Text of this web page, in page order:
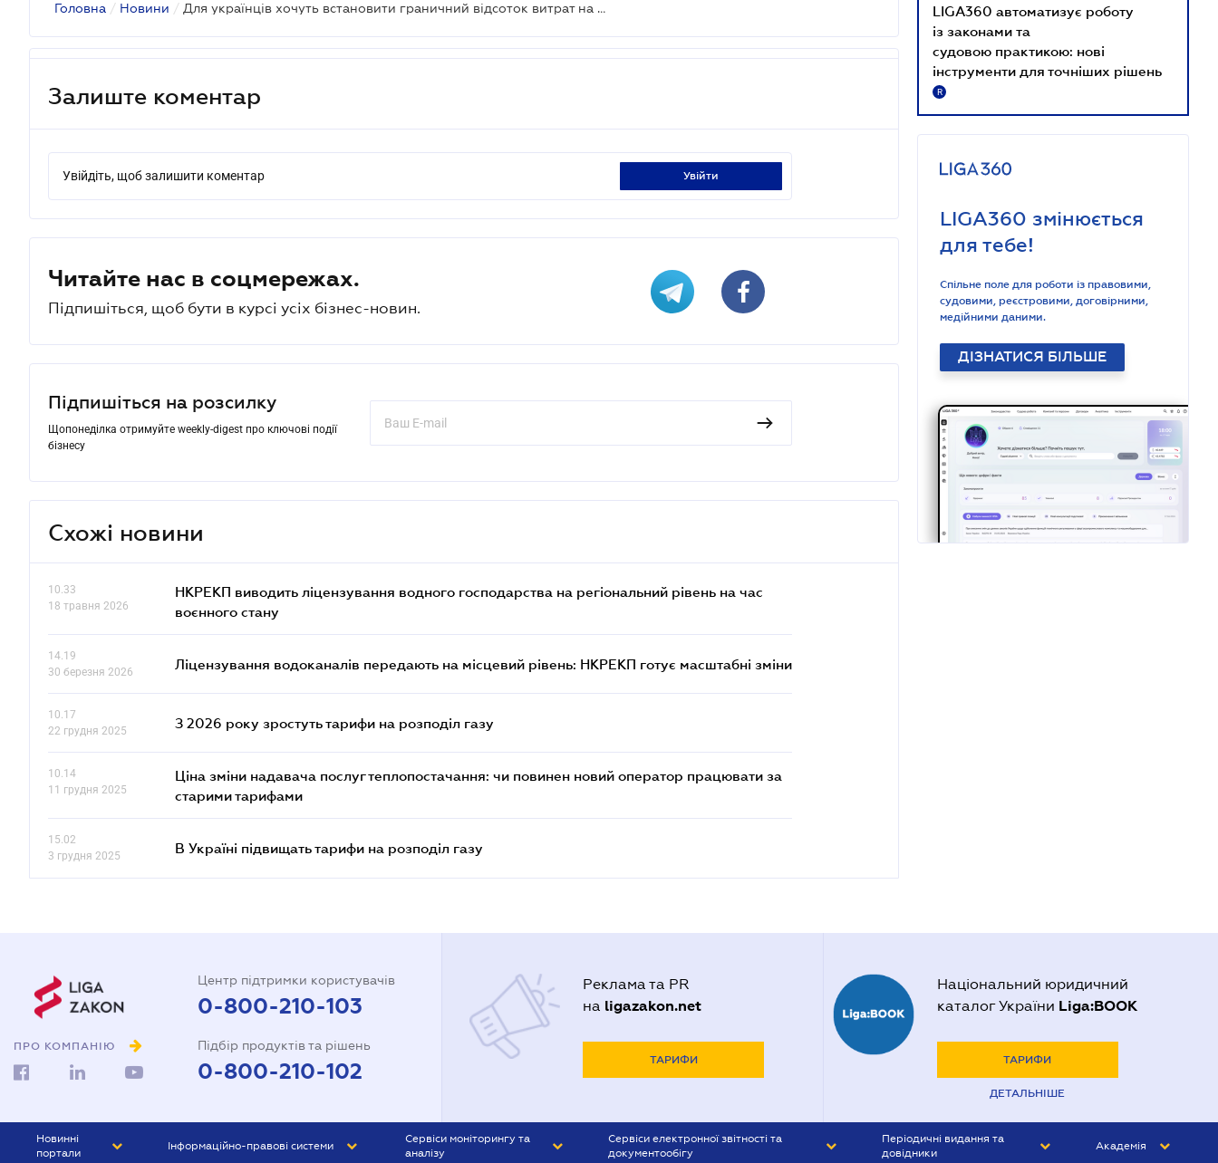
Головна / Новини / Для українців хочуть встановити граничний відсоток витрат на комуналку
Залиште коментар
Увійдіть, щоб залишити коментар увійти
Читайте нас в соцмережах.
Підпишіться, щоб бути в курсі усіх бізнес-новин.
Підпишіться на розсилку
Щопонеділка отримуйте weekly-digest про ключові події
бізнесу
Схожі новини
10.33
18 травня 2026
НКРЕКП виводить ліцензування водного господарства на регіональний рівень на час
воєнного стану
14.19
30 березня 2026
Ліцензування водоканалів передають на місцевий рівень: НКРЕКП готує масштабні зміни
10.17
22 грудня 2025
З 2026 року зростуть тарифи на розподіл газу
10.14
11 грудня 2025
Ціна зміни надавача послуг теплопостачання: чи повинен новий оператор працювати за
старими тарифами
15.02
3 грудня 2025
В Україні підвищать тарифи на розподіл газу
LIGA360 автоматизує роботу
із законами та
судовою практикою: нові
інструменти для точніших рішень
R
LIGA360 змінюється
для тебе!
Спільне поле для роботи із правовими,
судовими, реєстровими, договірними,
медійними даними.
ДІЗНАТИСЯ БІЛЬШЕ
ПРО КОМПАНІЮ
Центр підтримки користувачів
0-800-210-103
Підбір продуктів та рішень
0-800-210-102
Реклама та PR
на ligazakon.net
ТАРИФИ
Національний юридичний
каталог України Liga:BOOK
ТАРИФИ
ДЕТАЛЬНІШЕ
Новинні
портали
Інформаційно-правові системи
Сервіси моніторингу та
аналізу
Сервіси електронної звітності та
документообігу
Періодичні видання та
довідники
Академія